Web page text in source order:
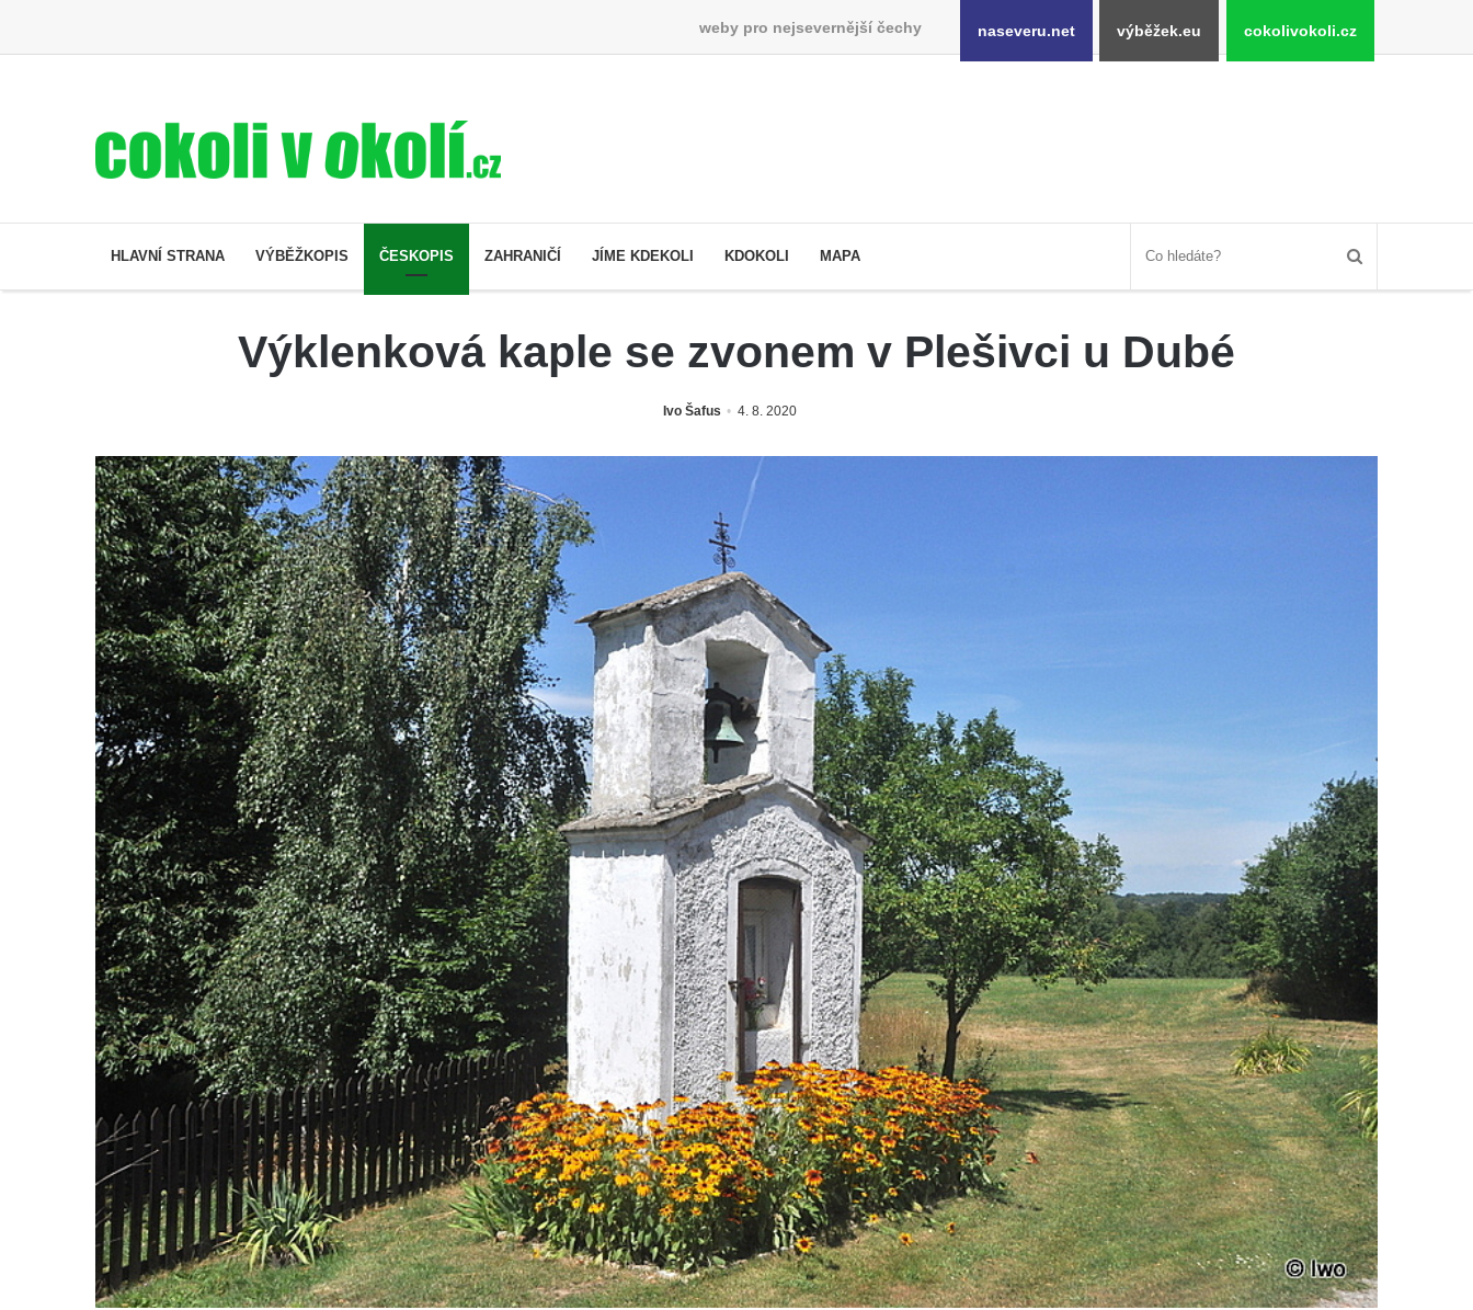
weby pro nejsevernější čechy naseveru.net výběžek.eu cokolivokoli.cz
HLAVNÍ STRANA VÝBĚŽKOPIS ČESKOPIS ZAHRANIČÍ JÍME KDEKOLI KDOKOLI MAPA
Výklenková kaple se zvonem v Plešivci u Dubé
Ivo Šafus 4. 8. 2020